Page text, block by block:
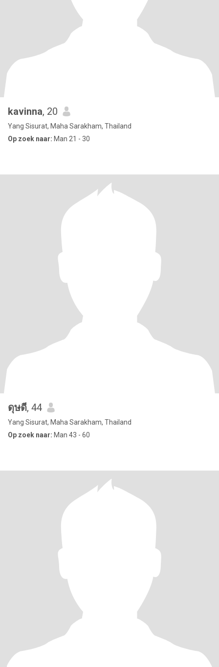
kavinna, 20
Yang Sisurat, Maha Sarakham, Thailand
Op zoek naar: Man 21 - 30
ดุษดี, 44
Yang Sisurat, Maha Sarakham, Thailand
Op zoek naar: Man 43 - 60